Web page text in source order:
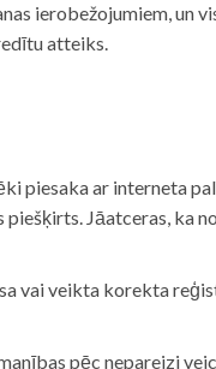
ierobežojumiem, un
atteiks.
piesaka ar interneta
piešķirts. Jāatceras, ka
vai veikta korekta
pēc nepareizi